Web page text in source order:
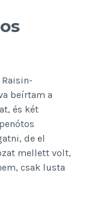
beírtam a
és két
de el
mellett volt,
csak lusta